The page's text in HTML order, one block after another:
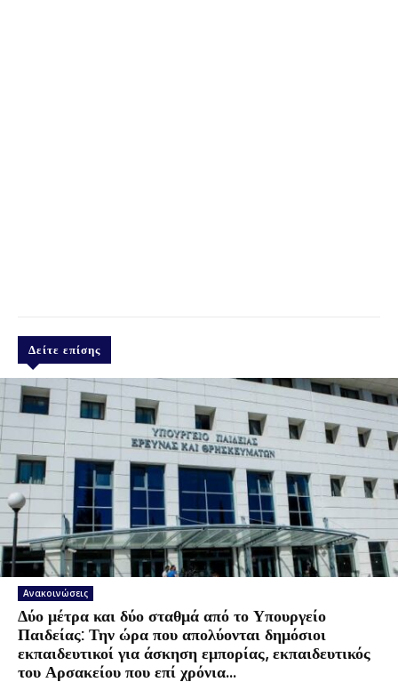
Δείτε επίσης
Ανακοινώσεις
Δύο μέτρα και δύο σταθμά από το Υπουργείο
Παιδείας: Την ώρα που απολύονται δημόσιοι
εκπαιδευτικοί για άσκηση εμπορίας, εκπαιδευτικός
του Αρσακείου που επί χρόνια...